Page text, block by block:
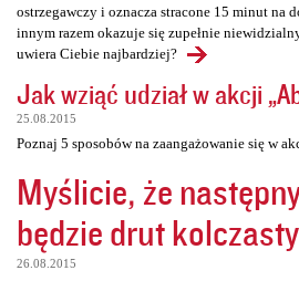
ostrzegawczy i oznacza stracone 15 minut na
innym razem okazuje się zupełnie
uwiera Ciebie najbardziej?
Jak wziąć udział w akcji
25.08.2015
Poznaj 5 sposobów na zaangażowanie się w
Myślicie, że
będzie drut
26.08.2015